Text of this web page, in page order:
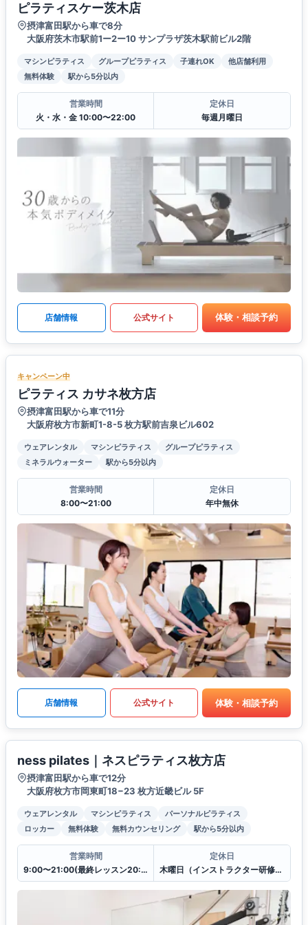
ピラティスケー茨木店
摂津富田駅から車で8分
大阪府茨木市駅前1ー2ー10 サンプラザ茨木駅前ビル2階
マシンピラティス グループピラティス 子連れOK
他店舗利用
無料体験
駅から5分以内
営業時間
火・水・金 10:00〜22:00
定休日
毎週月曜日
店舗情報 公式サイト 体験・相談予約
キャンペーン中
ピラティス カサネ枚方店
摂津富田駅から車で11分
大阪府枚方市新町1-8-5 枚方駅前吉泉ビル602
ウェアレンタル マシンピラティス
グループピラティス
ミネラルウォーター
駅から5分以内
営業時間
8:00〜21:00
定休日
年中無休
店舗情報 公式サイト 体験・相談予約
ness pilates｜ネスピラティス枚方店
摂津富田駅から車で12分
大阪府枚方市岡東町18−23 枚方近畿ビル 5F
ウェアレンタル マシンピラティス
パーソナルピラティス
ロッカー
無料体験 無料カウンセリング 駅から5分以内
営業時間
9:00〜21:00(最終レッスン20:00スタート)
定休日
木曜日（インストラクター研修のため）